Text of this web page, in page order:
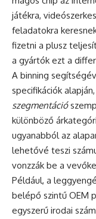
játékra,
feladatokra
fizetni a plusz
a gyártók ezt a
A binning
specifikációk
szegmentáció
különböző
ugyanabból az
lehetővé teszi
vonzzák be a
Például, a
belépő szintű OEM
egyszerű irodai